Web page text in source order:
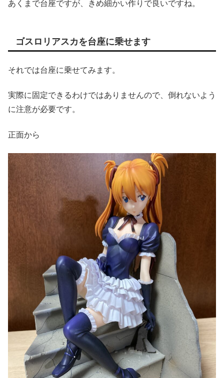
あくまで台座ですが、きめ細かい作りで良いですね。
ゴスロリアスカを台座に乗せます
それでは台座に乗せてみます。
実際に固定できるわけではありませんので、倒れないよう
に注意が必要です。
正面から